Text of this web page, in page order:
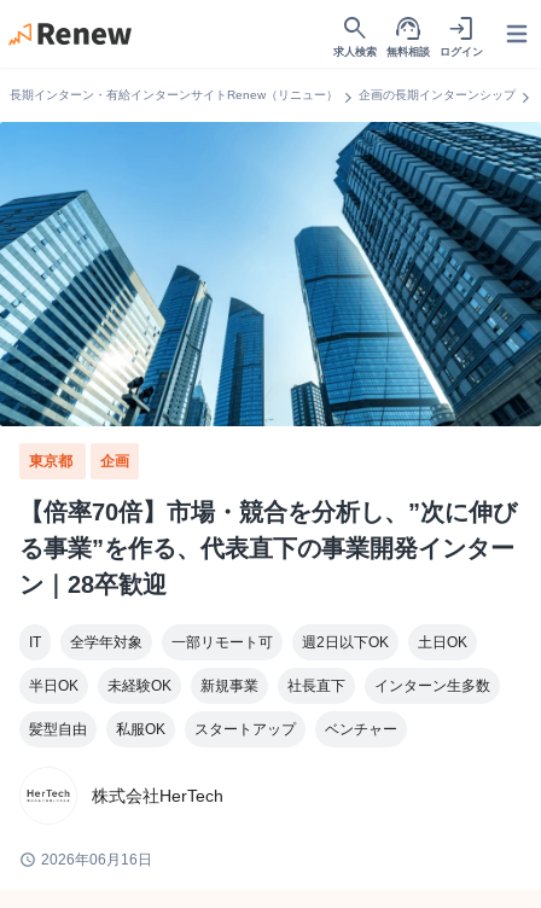
search
求人検索
support_agent
無料相談
login
ログイン
長期インターン・有給インターンサイトRenew（リニュー） chevron_right 企画の長期インターンシップchevron_right
東京都 企画
【倍率70倍】市場・競合を分析し、”次に伸び
る事業”を作る、代表直下の事業開発インター
ン｜28卒歓迎
IT 全学年対象 一部リモート可 週2日以下OK 土日OK
半日OK 未経験OK 新規事業 社長直下 インターン生多数
髪型自由 私服OK スタートアップ ベンチャー
株式会社HerTech
schedule 2026年06月16日